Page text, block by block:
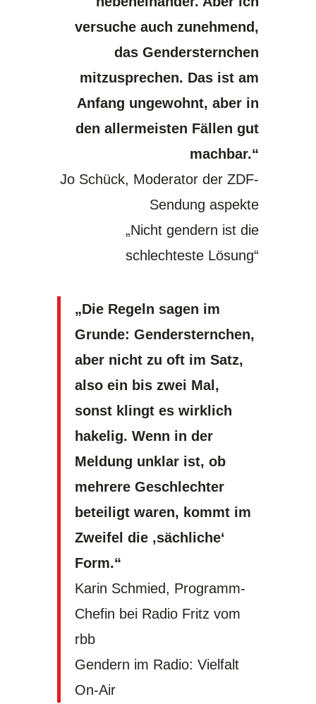
versuche auch zunehmend,
das Gendersternchen
mitzusprechen. Das ist am
Anfang ungewohnt, aber in
den allermeisten Fällen gut
machbar.“
Jo Schück, Moderator der ZDF-
Sendung aspekte
„Nicht gendern ist die
schlechteste Lösung“
„Die Regeln sagen im
Grunde: Gendersternchen,
aber nicht zu oft im Satz,
also ein bis zwei Mal,
sonst klingt es wirklich
hakelig. Wenn in der
Meldung unklar ist, ob
mehrere Geschlechter
beteiligt waren, kommt im
Zweifel die ‚sächliche‘
Form.“
Karin Schmied, Programm-
Chefin bei Radio Fritz vom
rbb
Gendern im Radio: Vielfalt
On-Air